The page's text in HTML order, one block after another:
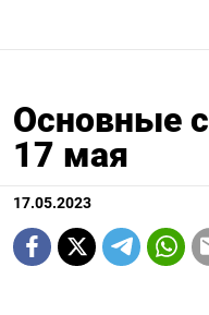
Основные
17 мая
17.05.2023